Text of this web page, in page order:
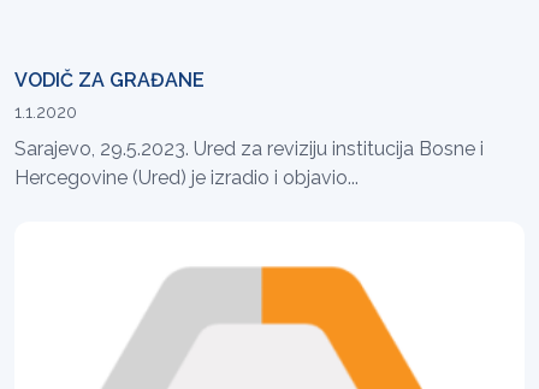
VODIČ ZA GRAĐANE
1.1.2020
Sarajevo, 29.5.2023. Ured za reviziju institucija Bosne i
Hercegovine (Ured) je izradio i objavio...